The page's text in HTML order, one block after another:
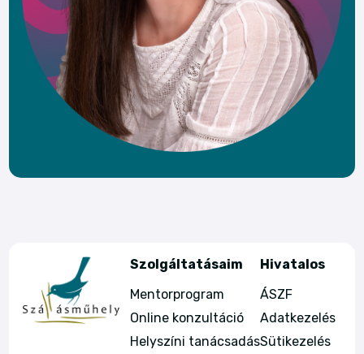
Szolgáltatásaim
Mentorprogram
Online konzultáció
Helyszíni tanácsadás
Hivatalos
ÁSZF
Adatkezelés
Sütikezelés